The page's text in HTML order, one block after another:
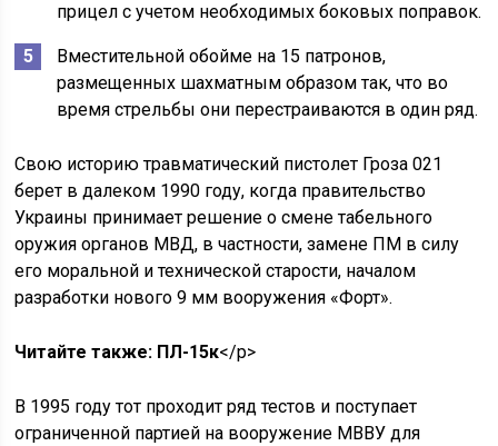
прицел с учетом необходимых боковых поправок.
Вместительной обойме на 15 патронов,
размещенных шахматным образом так, что во
время стрельбы они перестраиваются в один ряд.
Свою историю травматический пистолет Гроза 021
берет в далеком 1990 году, когда правительство
Украины принимает решение о смене табельного
оружия органов МВД, в частности, замене ПМ в силу
его моральной и технической старости, началом
разработки нового 9 мм вооружения «Форт».
Читайте также: ПЛ-15к</p>
В 1995 году тот проходит ряд тестов и поступает
ограниченной партией на вооружение МВВУ для